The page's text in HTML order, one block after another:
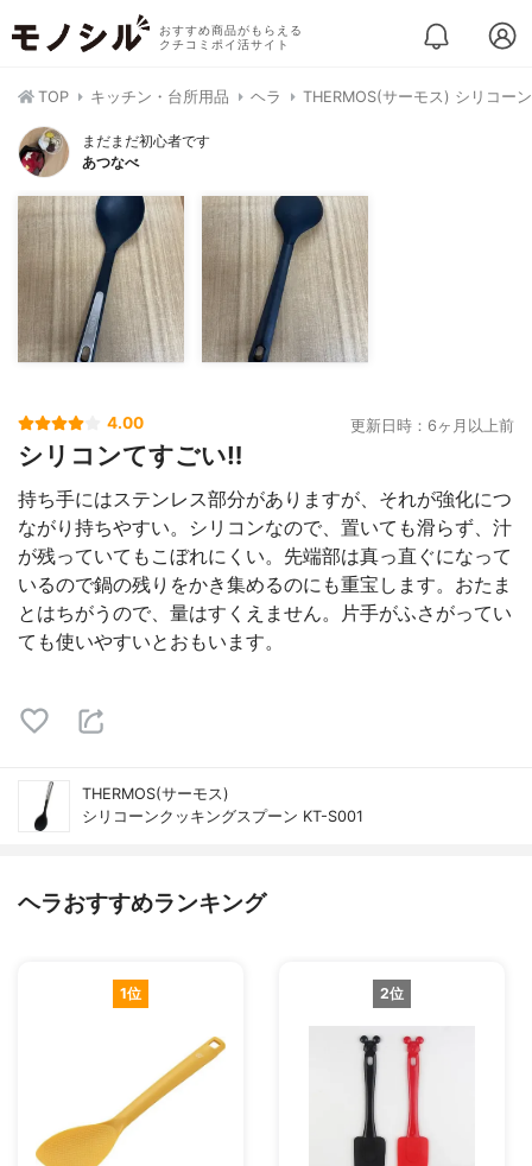
おすすめ商品がもらえる
クチコミポイ活サイト
TOP キッチン・台所用品 ヘラ THERMOS(サーモス) シリコー
まだまだ初心者です
あつなべ
4.00 更新日時：6ヶ月以上前
シリコンてすごい‼︎
持ち手にはステンレス部分がありますが、それが強化につ
ながり持ちやすい。シリコンなので、置いても滑らず、汁
が残っていてもこぼれにくい。先端部は真っ直ぐになって
いるので鍋の残りをかき集めるのにも重宝します。おたま
とはちがうので、量はすくえません。片手がふさがってい
ても使いやすいとおもいます。
THERMOS(サーモス)
シリコーンクッキングスプーン KT-S001
ヘラおすすめランキング
1位 2位